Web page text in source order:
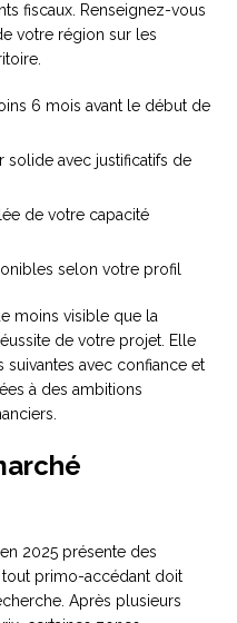
fiscaux. Renseignez-vous
votre région sur les
6 mois avant le début de
solide avec justificatifs de
de votre capacité
selon votre profil
moins visible que la
de votre projet. Elle
suivantes avec confiance et
à des ambitions
2025 présente des
primo-accédant doit
Après plusieurs